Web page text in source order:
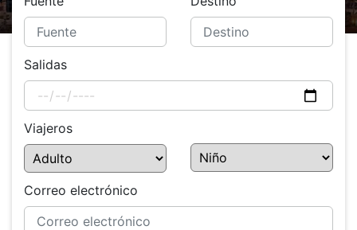
Salidas
Viajeros
Correo electrónico